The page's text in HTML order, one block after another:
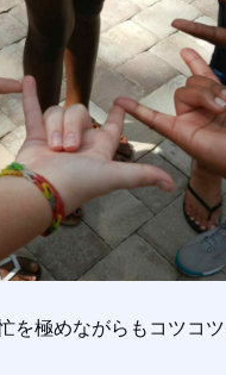
を極めながらもコツコ